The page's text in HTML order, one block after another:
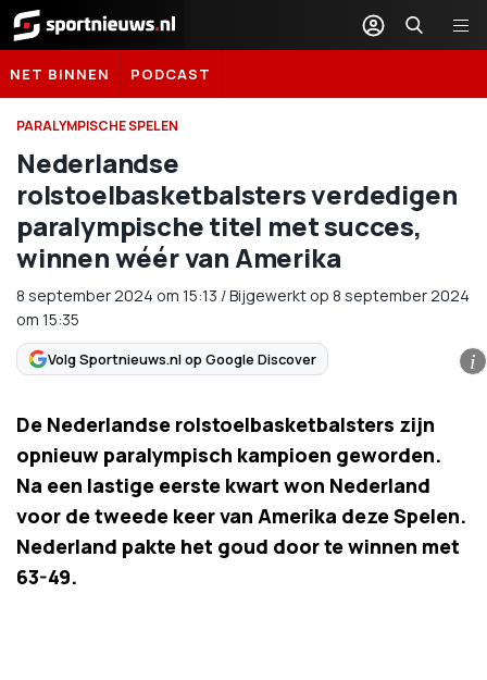
Sportnieuws.nl
NET BINNEN PODCAST
PARALYMPISCHE SPELEN
Nederlandse
rolstoelbasketbalsters verdedigen
paralympische titel met succes,
winnen wéér van Amerika
8 september 2024 om 15:13 /Bijgewerkt op 8 september 2024
om 15:35
Volg Sportnieuws.nl op Google Discover i
De Nederlandse rolstoelbasketbalsters zijn
opnieuw paralympisch kampioen geworden.
Na een lastige eerste kwart won Nederland
voor de tweede keer van Amerika deze Spelen.
Nederland pakte het goud door te winnen met
63-49.